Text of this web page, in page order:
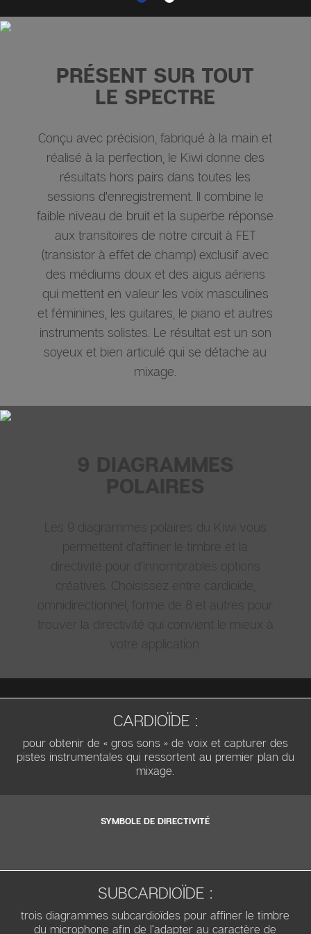
PRÉSENT SUR TOUT
LE SPECTRE
Conçu avec précision, fabriqué à la main et
réalisé à la perfection, le Kiwi donne des
résultats hors pairs dans toutes les
sessions d'enregistrement. Il combine le
faible niveau de bruit et la superbe réponse
aux transitoires de notre circuit à FET
(transistor à effet de champ) exclusif avec
des médiums doux et des aigus aériens
qui mettent en valeur les voix masculines
et féminines, les guitares, le piano et autres
instruments solistes. Le résultat est un son
soyeux et bien articulé qui se détache au
mixage.
9 DIAGRAMMES
POLAIRES
Les 9 diagrammes polaires du Kiwi vous
permettent d'affiner le timbre et la
directivité pour d'innombrables options
créatives. Choisissez entre cardioïde,
omnidirectionnel, forme de 8 et autres pour
trouver la directivité qui convient le mieux à
votre application.
CARDIOÏDE :
pour obtenir de « gros sons » de voix et capturer des
pistes instrumentales qui ressortent au premier plan du
mixage.
SYMBOLE DE DIRECTIVITÉ
SUBCARDIOÏDE :
trois diagrammes subcardioïdes pour affiner le timbre
du microphone afin de l'adapter au caractère de